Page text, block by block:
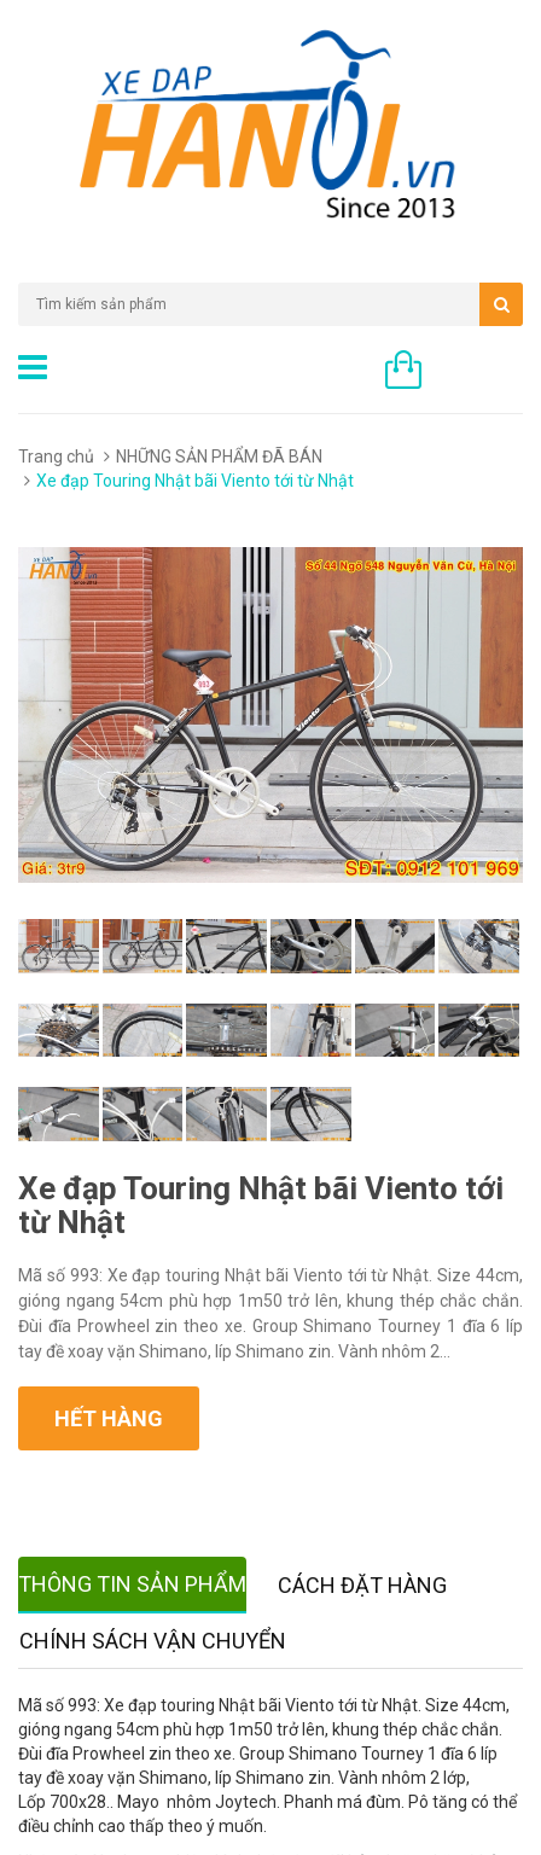
Trang chủ
NHỮNG SẢN PHẨM ĐÃ BÁN
Xe đạp Touring Nhật bãi Viento tới từ Nhật
Xe đạp Touring Nhật bãi Viento tới
từ Nhật
Mã số 993: Xe đạp touring Nhật bãi Viento tới từ Nhật. Size 44cm,
gióng ngang 54cm phù hợp 1m50 trở lên, khung thép chắc chắn.
Đùi đĩa Prowheel zin theo xe. Group Shimano Tourney 1 đĩa 6 líp
tay đề xoay vặn Shimano, líp Shimano zin. Vành nhôm 2...
HẾT HÀNG
THÔNG TIN SẢN PHẨM CÁCH ĐẶT HÀNG
CHÍNH SÁCH VẬN CHUYỂN
Mã số 993: Xe đạp touring Nhật bãi Viento tới từ Nhật. Size 44cm,
gióng ngang 54cm phù hợp 1m50 trở lên, khung thép chắc chắn.
Đùi đĩa Prowheel zin theo xe. Group Shimano Tourney 1 đĩa 6 líp
tay đề xoay vặn Shimano, líp Shimano zin. Vành nhôm 2 lớp,
Lốp 700x28.. Mayo nhôm Joytech. Phanh má đùm. Pô tăng có thể
điều chỉnh cao thấp theo ý muốn.